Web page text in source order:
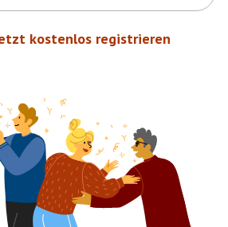
kostenlos registrieren